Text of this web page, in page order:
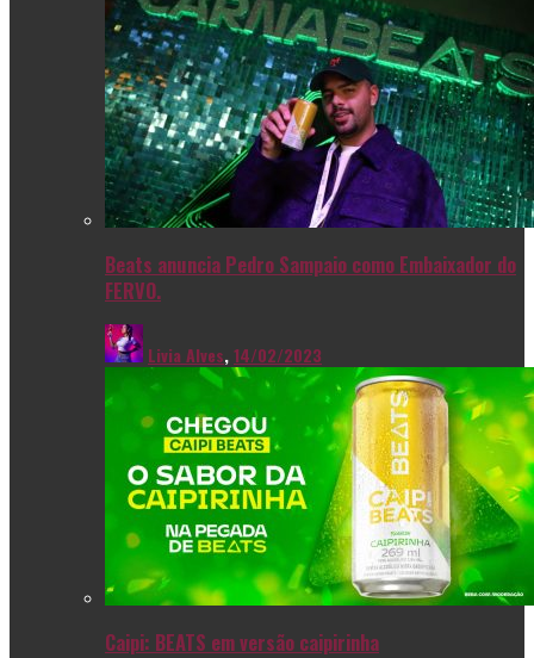
Beats anuncia Pedro Sampaio como Embaixador do
FERVO.
Livia Alves,14/02/2023
Caipi: BEATS em versão caipirinha